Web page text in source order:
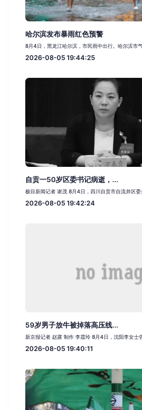
哈尔滨发布暴雨红色预警
8月4日，黑龙江哈尔滨，市民雨中出行。哈尔滨市
2026-08-05 19:44:25
自贡一50岁区委书记病逝，...
极目新闻记者 谢茂 8月4日，四川自贡市自流井区
2026-08-05 19:42:24
59岁男子放牛被掉落高压线...
新京报记者 赵露 制作 李霞玲 8月4日，沈阳李女士
2026-08-05 19:40:11